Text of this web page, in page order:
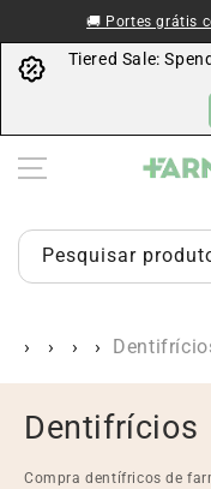
Ir al contenido🚚 Portes grátis
Tiered Sale:
Pesquisar
C
o
Dentifrícios
Compra dentífricos de